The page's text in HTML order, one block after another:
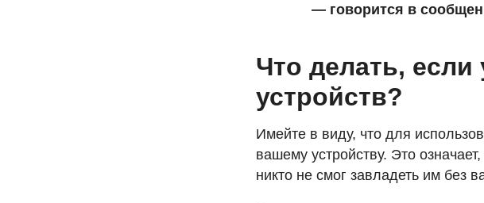
— говорится в
Что делать,
устройств?
Имейте в виду, что для
вашему устройству. Это
никто не смог завладеть им без